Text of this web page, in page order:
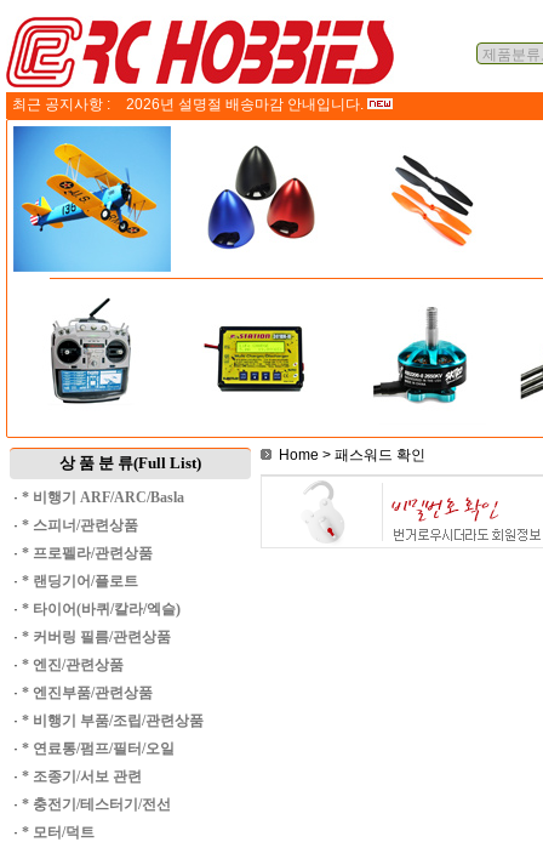
최근 공지사항 : 2026년 설명절 배송마감 안내입니다.
상 품 분 류(Full List)
· * 비행기 ARF/ARC/Basla
· * 스피너/관련상품
· * 프로펠라/관련상품
· * 랜딩기어/플로트
· * 타이어(바퀴/칼라/엑슬)
· * 커버링 필름/관련상품
· * 엔진/관련상품
· * 엔진부품/관련상품
· * 비행기 부품/조립/관련상품
· * 연료통/펌프/필터/오일
· * 조종기/서보 관련
· * 충전기/테스터기/전선
· * 모터/덕트
Home > 패스워드 확인